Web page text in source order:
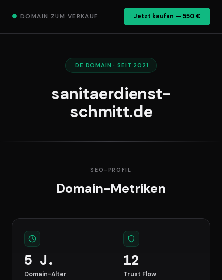
● DOMAIN ZUM VERKAUF Jetzt kaufen — 550 €
.DE DOMAIN · SEIT 2021
sanitaerdienst-
schmitt.de
SEO-PROFIL
Domain-Metriken
5 J.
Domain-Alter
12
Trust Flow